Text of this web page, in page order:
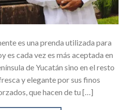
es una prenda utilizada para
es cada vez es más aceptada en
de Yucatán sino en el resto
y elegante por sus finos
que hacen de tu […]